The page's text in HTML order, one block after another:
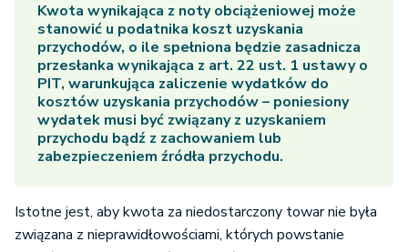
Kwota wynikająca z noty obciążeniowej może
stanowić u podatnika koszt uzyskania
przychodów, o ile spełniona będzie zasadnicza
przesłanka wynikająca z art. 22 ust. 1 ustawy o
PIT, warunkująca zaliczenie wydatków do
kosztów uzyskania przychodów – poniesiony
wydatek musi być związany z uzyskaniem
przychodu bądź z zachowaniem lub
zabezpieczeniem źródła przychodu.
Istotne jest, aby kwota za niedostarczony towar nie była
związana z nieprawidłowościami, których powstanie